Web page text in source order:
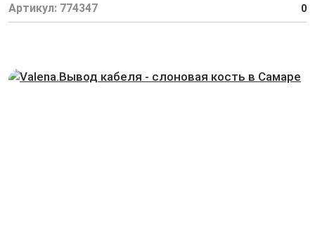
Артикул: 774347 0